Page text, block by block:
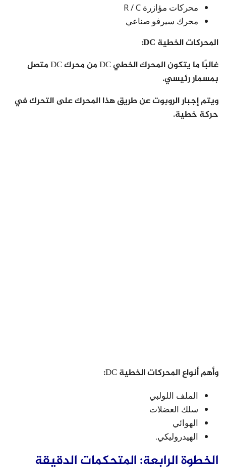
محركات مؤازرة R / C
محرك سيرفو صناعي
المحركات الخطية DC:
غالبًا ما يتكون المحرك الخطي DC من محرك DC متصل
بمسمار رئيسي.
ويتم إجبار الروبوت عن طريق هذا المحرك على التحرك في
حركة خطية.
وأهم أنواع المحركات الخطية DC:
الملف اللولبي
سلك العضلات
الهوائي
الهيدروليكي.
الخطوة الرابعة: المتحكمات الدقيقة